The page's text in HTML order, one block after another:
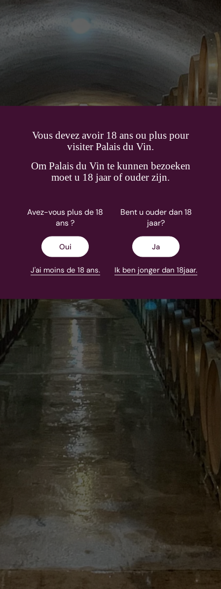
Vous devez avoir 18 ans ou plus pour
visiter Palais du Vin.
Om Palais du Vin te kunnen bezoeken
moet u 18 jaar of ouder zijn.
Avez-vous plus de 18
ans ?
Oui
J'ai moins de 18 ans.
Bent u ouder dan 18
jaar?
Ja
Ik ben jonger dan 18jaar.
Don Cristobal